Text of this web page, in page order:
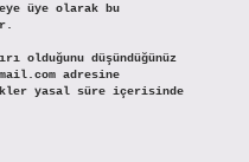
üye olarak bu
olduğunu düşündüğünüz
adresine
yasal süre içerisinde